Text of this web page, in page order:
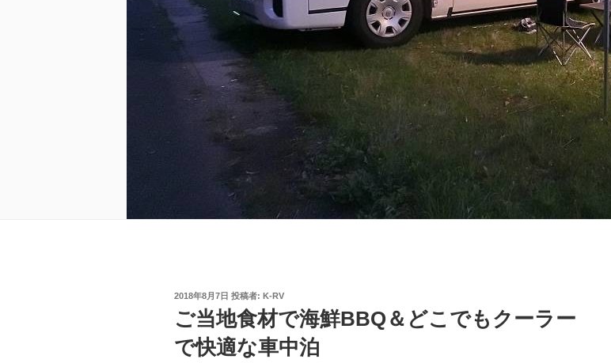
投
2018年8月7日 投稿者: K-RV
ご当地食材で海鮮BBQ＆どこでもクーラー
で快適な車中泊